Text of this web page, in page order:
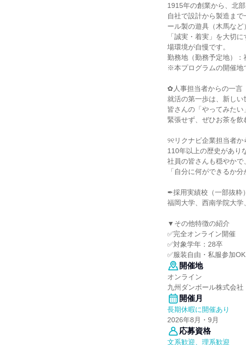
1915年の創業から、北
自社で設計から製造ま
ール製の遊具（木馬など
「誠実・着実」を大切
場環境が自慢です。
勤務地（勤務予定地）：
※本プログラムの開催地
✿人事担当者からの一言
就活の第一歩は、新しい
皆さんの「やってみた
緊張せず、ぜひお茶を飲
୨୧リクナビ企業担当者か
110年以上の歴史があり
社員の皆さんも穏やかで
「自分に何ができるか
✒採用実績校（一部抜粋）
福岡大学、西南学院大
▼その他特徴の紹介
✅完全オンライン開催
✅対象学年：28卒
✅服装自由・私服参加OK
開催地
オンライン
九州ダンボール株式会社
開催月
長期休暇に開催あり
2026年8月・9月
応募資格
文系歓迎、理系歓迎